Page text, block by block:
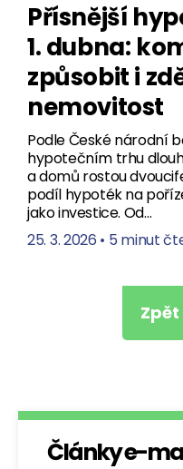
Přísnější
1. dubna:
způsobit i
nemovitost
Podle České národní
hypotečním trhu
a domů rostou
podíl hypoték na
jako investice. Od…
25. 3. 2026 • 5 minut
Články e-